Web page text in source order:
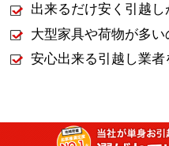
出来るだけ安く引越
大型家具や荷物が多い
安心出来る引越し業